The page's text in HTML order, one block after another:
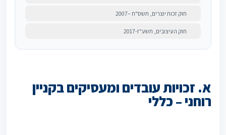
חוק זכות יוצרים, תשס"ח –2007
חוק העיצובים, תשע"ז-2017
א. זכויות עובדים ומעסיקים בקניין
רוחני – כללי